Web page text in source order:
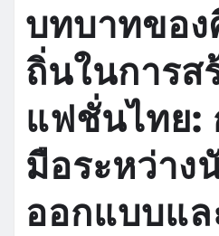
บทบาทขอ
ถิ่นในการส
แฟชั่นไทย:
มือระหว่าง
ออกแบบแ